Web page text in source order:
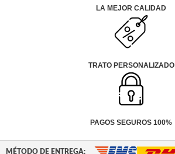
LA MEJOR CALIDAD
TRATO PERSONALIZADO
PAGOS SEGUROS 100%
MÉTODO DE ENTREGA: